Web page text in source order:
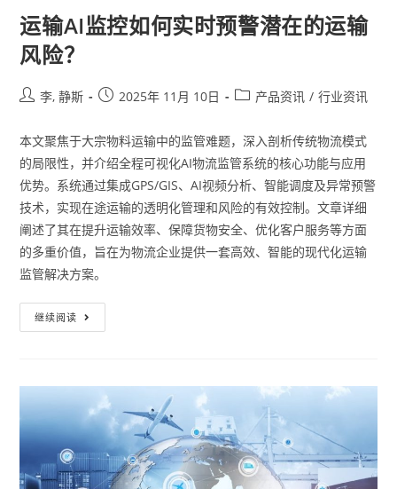
运输AI监控如何实时预警潜在的运输
风险？
李, 静斯 2025年 11月 10日 产品资讯 / 行业资讯
本文聚焦于大宗物料运输中的监管难题，深入剖析传统物流模式
的局限性，并介绍全程可视化AI物流监管系统的核心功能与应用
优势。系统通过集成GPS/GIS、AI视频分析、智能调度及异常预警
技术，实现在途运输的透明化管理和风险的有效控制。文章详细
阐述了其在提升运输效率、保障货物安全、优化客户服务等方面
的多重价值，旨在为物流企业提供一套高效、智能的现代化运输
监管解决方案。
继续阅读